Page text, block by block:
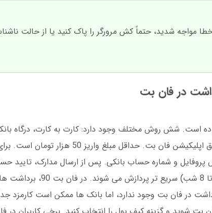
مواجه شدید، حتماً کش مرورگر را پاک کنید یا از حالت
در فان بت
است. شش روش مختلف وجود دارد: کارت به کارت، درگاه
و پرداخت مستقیم از طریق اپلیکیشن
در فان بت وجود ندارد، اما بانک ها ممکن است کارمزد